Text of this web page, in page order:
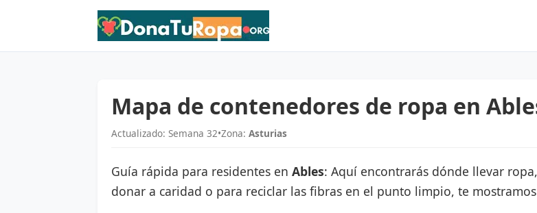
Mapa de contenedores de ropa en
Actualizado: Semana 32•Zona: Asturias
Guía rápida para residentes en Ables: Aquí encontrarás dónde llevar
donar a caridad o para reciclar las fibras en el punto limpio, te